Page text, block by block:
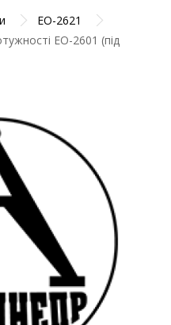
ЕО-2621
ЕО-2601 (під